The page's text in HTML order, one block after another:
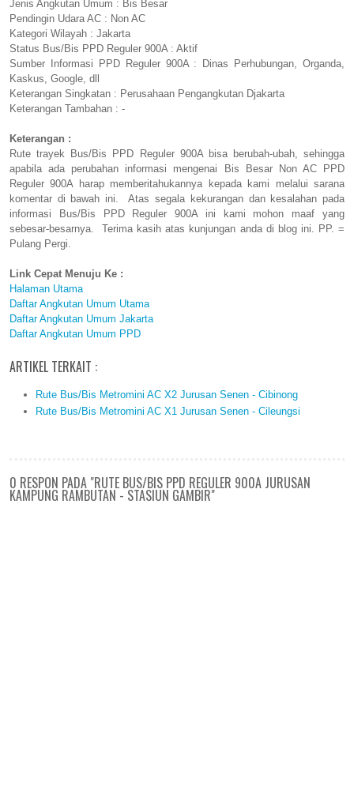
Jenis Angkutan Umum : Bis Besar
Pendingin Udara AC : Non AC
Kategori Wilayah : Jakarta
Status Bus/Bis PPD Reguler 900A : Aktif
Sumber Informasi PPD Reguler 900A : Dinas Perhubungan, Organda,
Kaskus, Google, dll
Keterangan Singkatan : Perusahaan Pengangkutan Djakarta
Keterangan Tambahan : -
Keterangan :
Rute trayek Bus/Bis PPD Reguler 900A bisa berubah-ubah, sehingga
apabila ada perubahan informasi mengenai Bis Besar Non AC PPD
Reguler 900A harap memberitahukannya kepada kami melalui sarana
komentar di bawah ini. Atas segala kekurangan dan kesalahan pada
informasi Bus/Bis PPD Reguler 900A ini kami mohon maaf yang
sebesar-besarnya. Terima kasih atas kunjungan anda di blog ini. PP. =
Pulang Pergi.
Link Cepat Menuju Ke :
Halaman Utama
Daftar Angkutan Umum Utama
Daftar Angkutan Umum Jakarta
Daftar Angkutan Umum PPD
ARTIKEL TERKAIT :
Rute Bus/Bis Metromini AC X2 Jurusan Senen - Cibinong
Rute Bus/Bis Metromini AC X1 Jurusan Senen - Cileungsi
0 RESPON PADA "RUTE BUS/BIS PPD REGULER 900A JURUSAN
KAMPUNG RAMBUTAN - STASIUN GAMBIR"